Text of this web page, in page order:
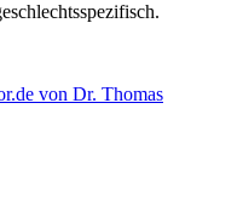
von Dr. Thomas